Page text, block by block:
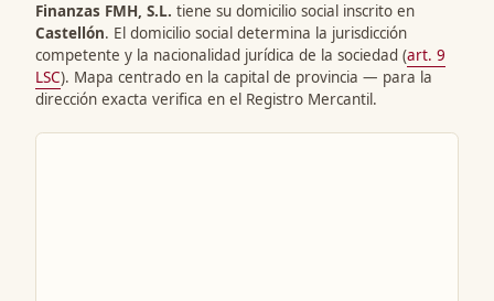
Finanzas FMH, S.L. tiene su domicilio social inscrito en
Castellón. El domicilio social determina la jurisdicción
competente y la nacionalidad jurídica de la sociedad (art. 9
LSC). Mapa centrado en la capital de provincia — para la
dirección exacta verifica en el Registro Mercantil.